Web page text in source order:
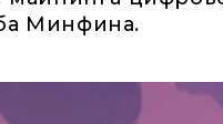
Минфина.